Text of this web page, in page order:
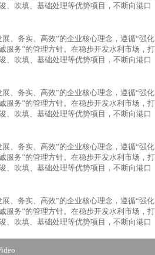
、吹填、基础处理等优势项目，不断向港口
、务实、高效”的企业核心理念，遵循“强化
服务”的管理方针。在稳步开发水利市场，打
、吹填、基础处理等优势项目，不断向港口
、务实、高效”的企业核心理念，遵循“强化
服务”的管理方针。在稳步开发水利市场，打
、吹填、基础处理等优势项目，不断向港口
、务实、高效”的企业核心理念，遵循“强化
服务”的管理方针。在稳步开发水利市场，打
、吹填、基础处理等优势项目，不断向港口
、务实、高效”的企业核心理念，遵循“强化
服务”的管理方针。在稳步开发水利市场，打
、吹填、基础处理等优势项目，不断向港口